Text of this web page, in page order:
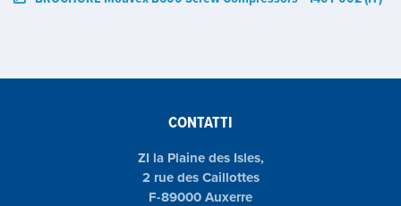
CONTATTI
ZI la Plaine des Isles,
2 rue des Caillottes
F-89000 Auxerre